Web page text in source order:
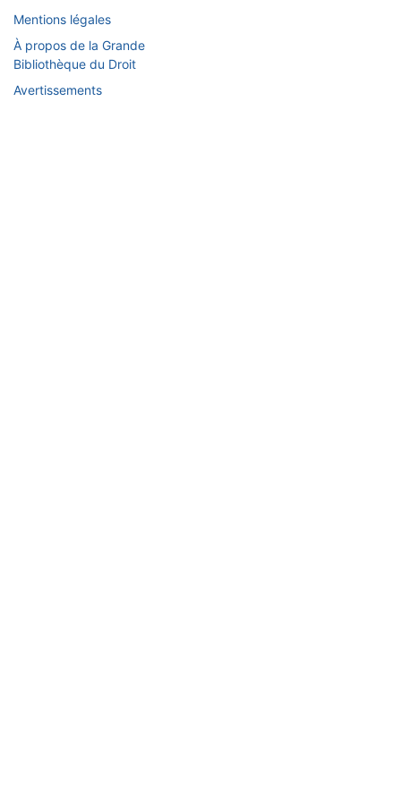
Mentions légales
À propos de la Grande
Bibliothèque du Droit
Avertissements